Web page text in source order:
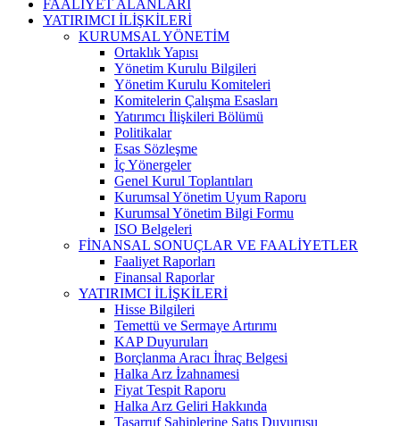
FAALİYET ALANLARI
YATIRIMCI İLİŞKİLERİ
KURUMSAL YÖNETİM
Ortaklık Yapısı
Yönetim Kurulu Bilgileri
Yönetim Kurulu Komiteleri
Komitelerin Çalışma Esasları
Yatırımcı İlişkileri Bölümü
Politikalar
Esas Sözleşme
İç Yönergeler
Genel Kurul Toplantıları
Kurumsal Yönetim Uyum Raporu
Kurumsal Yönetim Bilgi Formu
ISO Belgeleri
FİNANSAL SONUÇLAR VE FAALİYETLER
Faaliyet Raporları
Finansal Raporlar
YATIRIMCI İLİŞKİLERİ
Hisse Bilgileri
Temettü ve Sermaye Artırımı
KAP Duyuruları
Borçlanma Aracı İhraç Belgesi
Halka Arz İzahnamesi
Fiyat Tespit Raporu
Halka Arz Geliri Hakkında
Tasarruf Sahiplerine Satış Duyurusu